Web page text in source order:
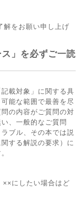
解をお願い申し上げ
ス」を必ずご一読
載対象」に関する具
能な範囲で最善を尽
の内容がご質問の対
、一般的なご質問
ブル、その本では説
する解説の要求）に
××にしたい場合はど